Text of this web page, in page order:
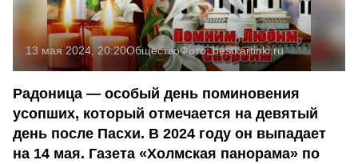
13 мая 2024, 20:20ОбществоФото:bestkartinki.ru
Радоница — особый день поминовения
усопших, который отмечается на девятый
день после Пасхи. В 2024 году он выпадает
на 14 мая. Газета «Холмская панорама» по